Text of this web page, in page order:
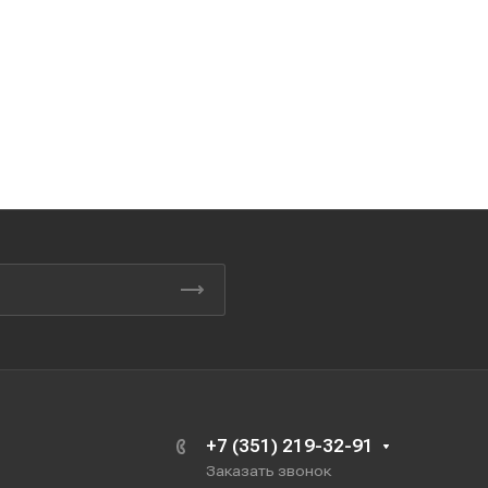
+7 (351) 219-32-91
Заказать звонок